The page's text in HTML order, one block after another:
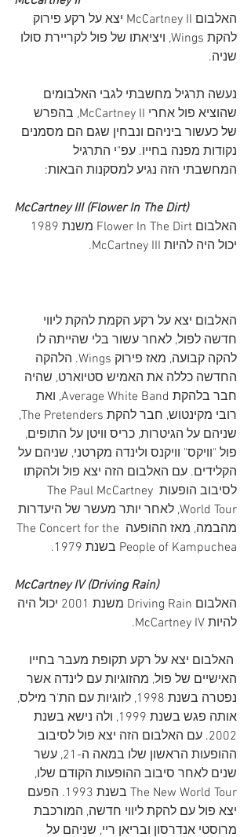
האלבום McCartney II יצא על רקע פירוק
להקת Wings, ויציאתו של פול לקריירת סולו
שניה.
נעשה תרגיל מחשבתי לגבי האלבומים
שהוציא פול אחרי McCartney II, בהפרש
של כעשור ביניהם ונבחין שגם הם מסמנים
נקודות מפנה בחייו. עפ"י התרגיל
המחשבתי הזה נגיע למסקנות הבאות:
McCartney III (Flower In The Dirt)
יכול היה להיות McCartney III.
האלבום יצא על רקע הקמת להקת ליווי
חדשה לפול, לאחר עשור בלי שהייתה לו
להקה קבועה, מאז פירוק Wings. הלהקה
החדשה כללה את האמיש סטיוארט, שהיה
חבר בלהקת Average White Band, ואת
רובי מקינטוש, חבר להקת The Pretenders,
שניהם על הגיטרות, כריס וויטן על התופים,
פול "וויקס" וויקנס ולינדה מקרטני, שניהם על
הקלידים. עם האלבום הזה יצא פול ולהקתו
לסיבוב הופעות The Paul McCartney
World Tour, לאחר יותר מעשר של היעדרות
מהבמה, מאז ההופעה The Concert for the
People of Kampuchea בשנת 1979.
McCartney IV (Driving Rain)
האלבום Driving Rain משנת 2001 יכול היה
להיות McCartney IV.
האלבום יצא על רקע תקופת מעבר בחייו
האישיים של פול, מהזוגיות עם לינדה אשר
נפטרה בשנת 1998, לזוגיות עם הת'ר מילס,
אותה פגש בשנת 1999, ולה נישא בשנת
2002. עם האלבום הזה יצא פול לסיבוב
ההופעות הראשון שלו במאה ה-21, עשר
שנים לאחר סיבוב ההופעות הקודם שלו,
The New World Tour בשנת 1993. הפעם
יצא פול עם להקת ליווי חדשה, המורכבת
מרוסטי אנדרסון ובריאן ריי, שניהם על